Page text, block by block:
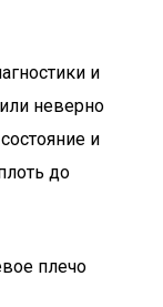
и
неверно
и
до